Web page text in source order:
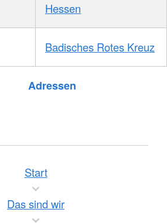
Hessen
Badisches Rotes Kreuz
Adressen
Start
Das sind wir